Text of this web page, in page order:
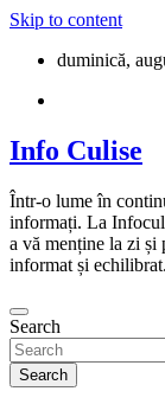
Skip to content
duminică,
Info Culise
Într-o lume în
informați. La
a vă menține la zi
informat și echilibrat.
Search
Search